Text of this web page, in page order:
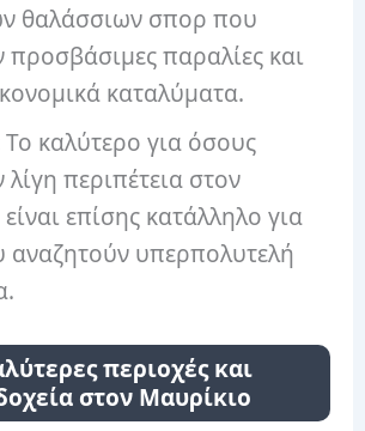
θαλάσσιων σπορ που
προσβάσιμες παραλίες και
καταλύματα.
Το καλύτερο για όσους
περιπέτεια στον
επίσης κατάλληλο για
αναζητούν υπερπολυτελή
περιοχές και
στον Μαυρίκιο